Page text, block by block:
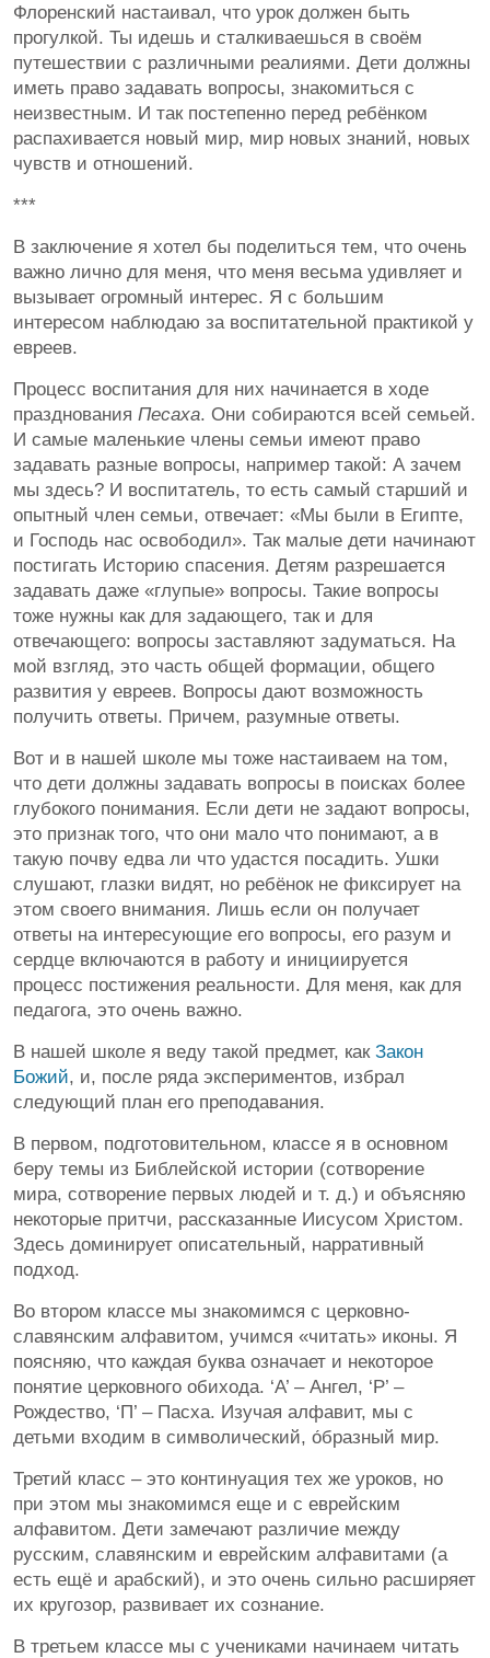
Флоренский настаивал, что урок должен быть
прогулкой. Ты идешь и сталкиваешься в своём
путешествии с различными реалиями. Дети должны
иметь право задавать вопросы, знакомиться с
неизвестным. И так постепенно перед ребёнком
распахивается новый мир, мир новых знаний, новых
чувств и отношений.
***
В заключение я хотел бы поделиться тем, что очень
важно лично для меня, что меня весьма удивляет и
вызывает огромный интерес. Я с большим
интересом наблюдаю за воспитательной практикой у
евреев.
Процесс воспитания для них начинается в ходе
празднования Песаха. Они собираются всей семьей.
И самые маленькие члены семьи имеют право
задавать разные вопросы, например такой: А зачем
мы здесь? И воспитатель, то есть самый старший и
опытный член семьи, отвечает: «Мы были в Египте,
и Господь нас освободил». Так малые дети начинают
постигать Историю спасения. Детям разрешается
задавать даже «глупые» вопросы. Такие вопросы
тоже нужны как для задающего, так и для
отвечающего: вопросы заставляют задуматься. На
мой взгляд, это часть общей формации, общего
развития у евреев. Вопросы дают возможность
получить ответы. Причем, разумные ответы.
Вот и в нашей школе мы тоже настаиваем на том,
что дети должны задавать вопросы в поисках более
глубокого понимания. Если дети не задают вопросы,
это признак того, что они мало что понимают, а в
такую почву едва ли что удастся посадить. Ушки
слушают, глазки видят, но ребёнок не фиксирует на
этом своего внимания. Лишь если он получает
ответы на интересующие его вопросы, его разум и
сердце включаются в работу и инициируется
процесс постижения реальности. Для меня, как для
педагога, это очень важно.
В нашей школе я веду такой предмет, как Закон
Божий, и, после ряда экспериментов, избрал
следующий план его преподавания.
В первом, подготовительном, классе я в основном
беру темы из Библейской истории (сотворение
мира, сотворение первых людей и т. д.) и объясняю
некоторые притчи, рассказанные Иисусом Христом.
Здесь доминирует описательный, нарративный
подход.
Во втором классе мы знакомимся с церковно-
славянским алфавитом, учимся «читать» иконы. Я
поясняю, что каждая буква означает и некоторое
понятие церковного обихода. ‘А’ – Ангел, ‘Р’ –
Рождество, ‘П’ – Пасха. Изучая алфавит, мы с
детьми входим в символический, о́бразный мир.
Третий класс – это континуация тех же уроков, но
при этом мы знакомимся еще и с еврейским
алфавитом. Дети замечают различие между
русским, славянским и еврейским алфавитами (а
есть ещё и арабский), и это очень сильно расширяет
их кругозор, развивает их сознание.
В третьем классе мы с учениками начинаем читать